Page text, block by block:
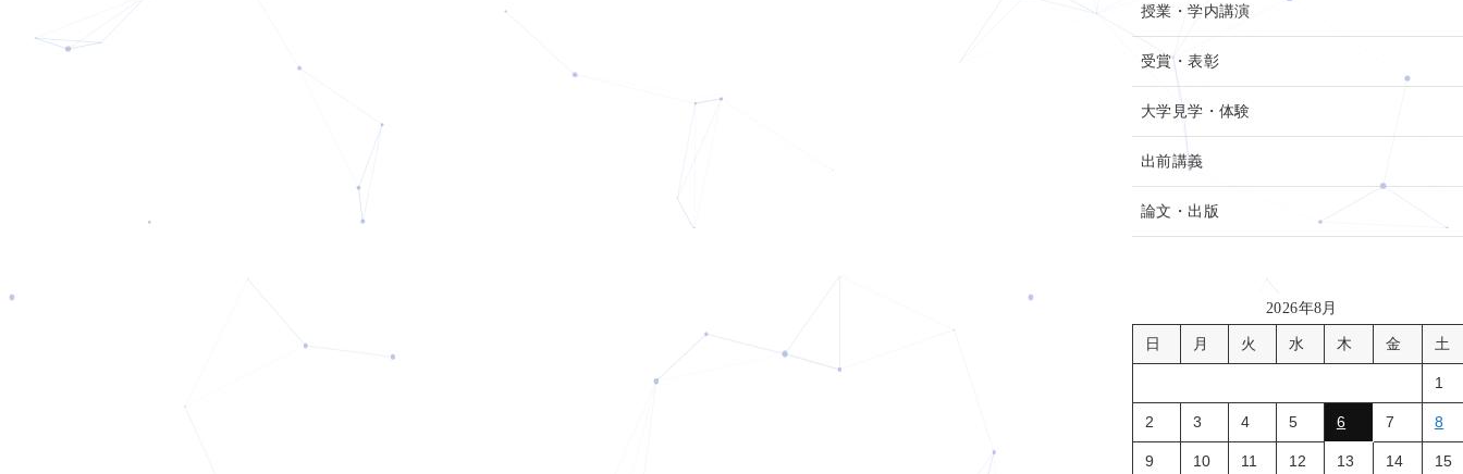
授業・学内講演
受賞・表彰
大学見学・体験
出前講義
論文・出版
2026年8月
日 月 火 水 木 金 土
1
2 3 4 5 6 7 8
9 10 11 12 13 14 15